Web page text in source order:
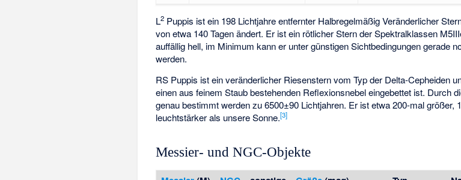
L2 Puppis ist ein 198 Lichtjahre entfernter Halbregelmäßig Veränderlicher
von etwa 140 Tagen ändert. Er ist ein rötlicher Stern der Spektralklassen
auffällig hell, im Minimum kann er unter günstigen Sichtbedingungen gerade
werden.
RS Puppis ist ein veränderlicher Riesenstern vom Typ der Delta-Cepheiden
einen aus feinem Staub bestehenden Reflexionsnebel eingebettet ist. Durch
genau bestimmt werden zu 6500±90 Lichtjahren. Er ist etwa 200-mal größer,
leuchtstärker als unsere Sonne.[3]
Messier- und NGC-Objekte